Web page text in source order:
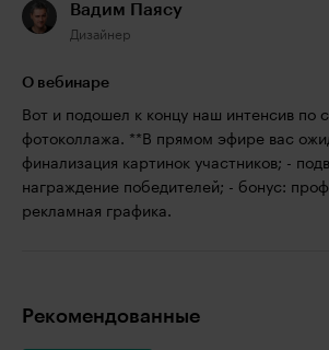
Вадим Паясу
Дизайнер
О вебинаре
Вот и подошел к концу наш интенсив по
фотоколлажа. **В прямом эфире вас
финализация картинок участников; -
награждение победителей; - бонус:
рекламная графика.
Рекомендованные